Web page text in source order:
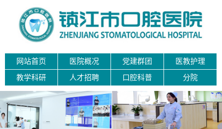
网站首页 医院概况 党建群团 医教护理
教学科研 人才招聘 口腔科普 分院